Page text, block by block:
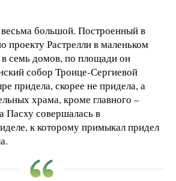
большой. Построенный в
проекту Растрелли в маленьком
в семь домов, по площади он
собор Троице-Сергиевой
придела, скорее не придела, а
храма, кроме главного –
Пасху совершалась в
к которому примыкал придел